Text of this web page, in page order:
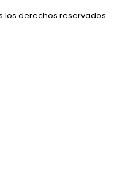
los derechos reservados.